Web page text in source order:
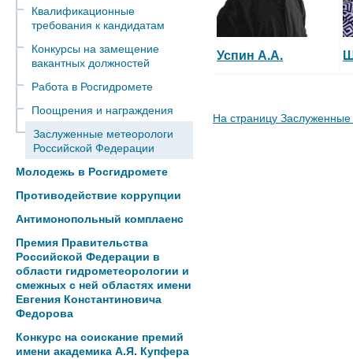
Квалификационные
требования к кандидатам
Конкурсы на замещение
вакантных должностей
Работа в Росгидромете
Поощрения и награждения
Заслуженные метеорологи
Российской Федерации
Молодежь в Росгидромете
Противодействие коррупции
Антимонопольный комплаенс
Премия Правительства
Российской Федерации в
области гидрометеорологии и
смежных с ней областях имени
Евгения Константиновича
Федорова
Конкурс на соискание премий
имени академика А.Я. Купфера
Успин А.А.
На страницу